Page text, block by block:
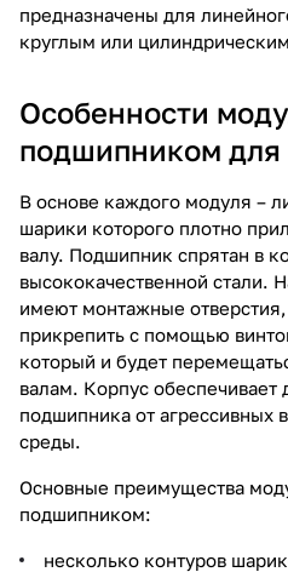
предназначены для
круглым или
Особенности
подшипником
В основе каждого модуля –
шарики которого плотно
валу. Подшипник спрятан в
высококачественной стали.
имеют монтажные
прикрепить с помощью
который и будет
валам. Корпус
подшипника от агрессивных
среды.
Основные преимущества
подшипником:
несколько контуров